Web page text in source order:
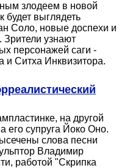
злодеем в новой
будет выглядеть
Соло, новые доспехи и
узнают
персонажей саги -
и Ситха Инквизитора.
на другой
его супруга Йоко Оно.
слова песни
Владимир
работой "Скрипка